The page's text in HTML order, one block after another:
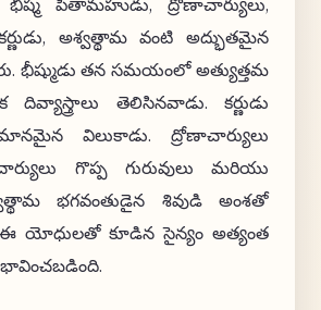
పితామహుడు, ద్రోణాచార్యులు,
అశ్వత్థామ వంటి అద్భుతమైన
భీష్ముడు తన సమయంలో అత్యుత్తమ
తెలిసినవాడు. కర్ణుడు
విలుకాడు. ద్రోణాచార్యులు
గొప్ప గురువులు మరియు
భగవంతుడైన శివుడి అంశతో
ఈ యోధులతో కూడిన సైన్యం అత్యంత